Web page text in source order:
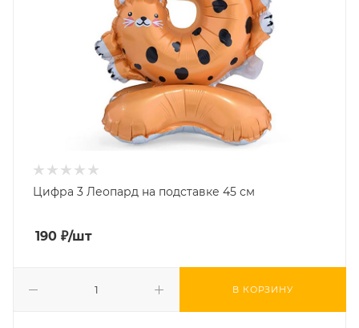
Цифра 3 Леопард на подставке 45 см
190 ₽/шт
В КОРЗИНУ